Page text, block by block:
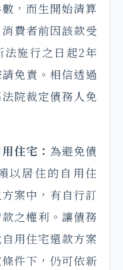
，而生開始清算
費者前因該款受
施行之日起2年
免責。相信透過
院裁定債務人免
住宅： 為避免債
以居住的自用住
案中，有自行訂
之權利。讓債務
用住宅還款方案
件下，仍可依新